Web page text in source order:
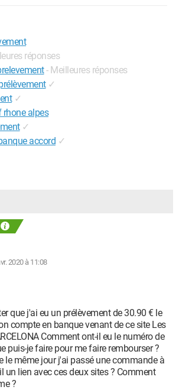
réponses
- Meilleures réponses
✓
✓
rhone alpes
✓
accord ✓
2020 à 11:08
que j'ai eu un prélèvement de 30.90 € le
compte en banque venant de ce site Les
Comment ont-il eu le numéro de
puis-je faire pour me faire rembourser ?
le même jour j'ai passé une commande à
il un lien avec ces deux sites ? Comment
?